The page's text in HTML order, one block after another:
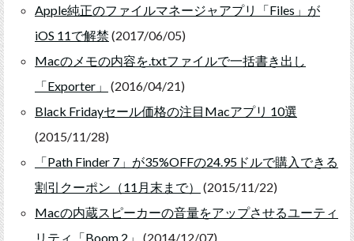
Apple純正のファイルマネージャアプリ「Files」が
iOS 11で解禁 (2017/06/05)
Macのメモの内容を.txtファイルで一括書き出し
「Exporter」
(2016/04/21)
Black Fridayセール価格の注目Macアプリ 10選
(2015/11/28)
「Path Finder 7」が35%OFFの24.95ドルで購入できる
割引クーポン（11月末まで）
(2015/11/22)
Macの内蔵スピーカーの音量をアップさせるユーティ
リティ「Boom 2」
(2014/12/07)